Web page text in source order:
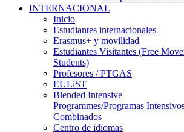
INTERNACIONAL
Inicio
Estudiantes internacionales
Erasmus+ y movilidad
Estudiantes Visitantes (Free
Students)
Profesores / PTGAS
EULiST
Blended Intensive
Programmes/Programas
Combinados
Centro de idiomas